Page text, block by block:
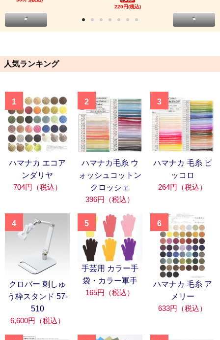
220円(税込)
< >
人気ランキング
1
ハマナカ エコア
ンダリヤ
704円（税込）
2
ハマナカ毛糸 ウ
ォッシュコットン
クロッシェ
396円（税込）
3
ハマナカ 毛糸 ピ
ッコロ
264円（税込）
4
クロバー 刺しゅ
う枠スタンド 57-
510
6,600円（税込）
5
手芸用 カラー手
袋・カラー軍手
165円（税込）
6
ハマナカ 毛糸 ア
メリー
633円（税込）